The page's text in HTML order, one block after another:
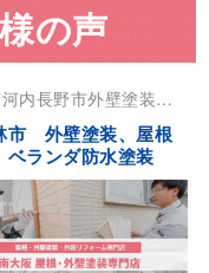
の声
河内長野市外壁塗装屋
市 外壁塗装、屋根
ベランダ防水塗装